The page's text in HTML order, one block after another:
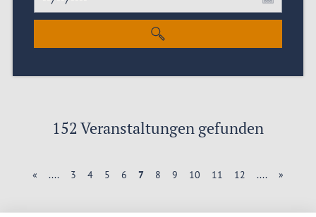
152 Veranstaltungen gefunden
« .... 3 4 5 6 7 8 9 10 11 12 .... »